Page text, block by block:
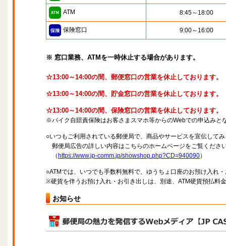
ATM 8:45～18:00
保険窓口 9:00～16:00
※ 窓口業務、ATMを一時休止する場合があります。
☆13:00～14:00の間、郵便窓口の営業を休止しております。
☆13:00～14:00の間、貯金窓口の営業を休止しております。
☆13:00～14:00の間、保険窓口の営業を休止しております。
※バイク自賠責保険はお客さまスマホ等からのWebでの申込みと
○いつもご利用されている郵便局で、商品やサービスを宣伝して
郵便局広告の詳しい内容はこちらのホームページをご覧くださ
（ https://www.jp-comm.jp/showshop.php?CD=940090）
○ATMでは、いつでも手数料無料で、ゆうちょ口座のお預け入れ
※硬貨を伴うお預け入れ・お引き出しは、別途、ATM硬貨預払料
お知らせ